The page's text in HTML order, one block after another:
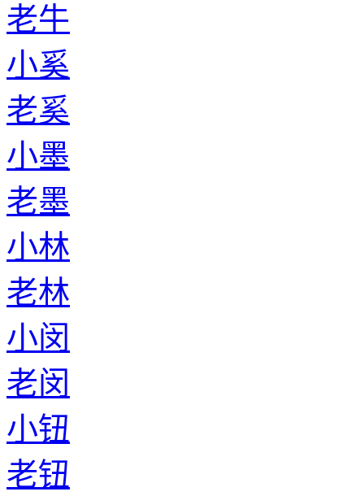
老牛
小奚
老奚
小墨
老墨
小林
老林
小闵
老闵
小钮
老钮